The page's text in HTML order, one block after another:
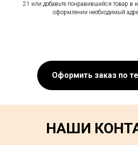
21 или добавьте понравившийся товар в
оформлении необходимый
Оформить заказ по
НАШИ